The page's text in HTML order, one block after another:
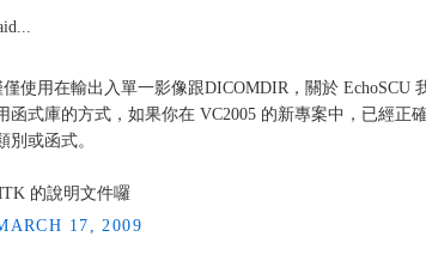
使用在輸出入單一影像跟DICOMDIR，關於 EchoSCU
函式庫的方式，如果你在 VC2005 的新專案中，已經
別或函式。
的說明文件囉
17, 2009